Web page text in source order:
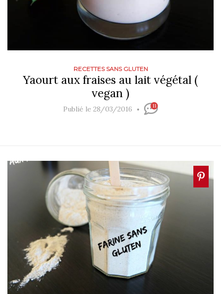
RECETTES SANS GLUTEN
Yaourt aux fraises au lait végétal (
vegan )
Publié le 28/03/2016 11